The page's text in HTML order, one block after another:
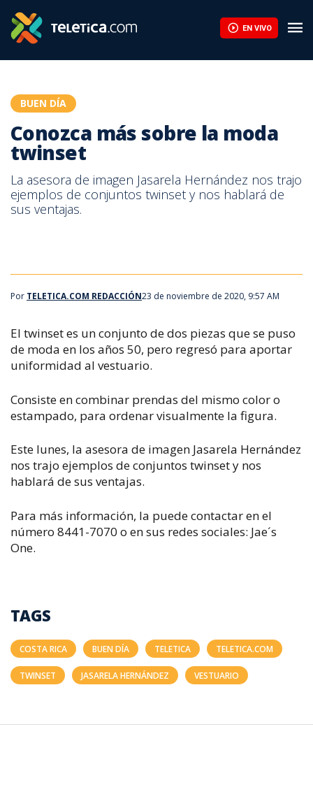
EN VIVO
BUEN DÍA
Conozca más sobre la moda
twinset
La asesora de imagen Jasarela Hernández nos trajo
ejemplos de conjuntos twinset y nos hablará de
sus ventajas.
Por TELETICA.COM REDACCIÓN23 de noviembre de 2020, 9:57 AM
El twinset es un conjunto de dos piezas que se puso
de moda en los años 50, pero regresó para aportar
uniformidad al vestuario.
Consiste en combinar prendas del mismo color o
estampado, para ordenar visualmente la figura.
Este lunes, la asesora de imagen Jasarela Hernández
nos trajo ejemplos de conjuntos twinset y nos
hablará de sus ventajas.
Para más información, la puede contactar en el
número 8441-7070 o en sus redes sociales: Jae´s
One.
TAGS
COSTA RICA BUEN DÍA TELETICA TELETICA.COM
TWINSET JASARELA HERNÁNDEZ VESTUARIO